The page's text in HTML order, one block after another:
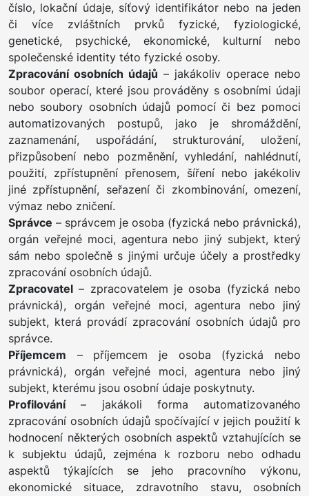
číslo, lokační údaje, síťový identifikátor nebo na jeden
či více zvláštních prvků fyzické, fyziologické,
genetické, psychické, ekonomické, kulturní nebo
společenské identity této fyzické osoby.
Zpracování osobních údajů – jakákoliv operace nebo
soubor operací, které jsou prováděny s osobními údaji
nebo soubory osobních údajů pomocí či bez pomoci
automatizovaných postupů, jako je shromáždění,
zaznamenání, uspořádání, strukturování, uložení,
přizpůsobení nebo pozměnění, vyhledání, nahlédnutí,
použití, zpřístupnění přenosem, šíření nebo jakékoliv
jiné zpřístupnění, seřazení či zkombinování, omezení,
výmaz nebo zničení.
Správce – správcem je osoba (fyzická nebo právnická),
orgán veřejné moci, agentura nebo jiný subjekt, který
sám nebo společně s jinými určuje účely a prostředky
zpracování osobních údajů.
Zpracovatel – zpracovatelem je osoba (fyzická nebo
právnická), orgán veřejné moci, agentura nebo jiný
subjekt, která provádí zpracování osobních údajů pro
správce.
Příjemcem – příjemcem je osoba (fyzická nebo
právnická), orgán veřejné moci, agentura nebo jiný
subjekt, kterému jsou osobní údaje poskytnuty.
Profilování– jakákoli forma automatizovaného
zpracování osobních údajů spočívající v jejich použití k
hodnocení některých osobních aspektů vztahujících se
k subjektu údajů, zejména k rozboru nebo odhadu
aspektů týkajících se jeho pracovního výkonu,
ekonomické situace, zdravotního stavu, osobních